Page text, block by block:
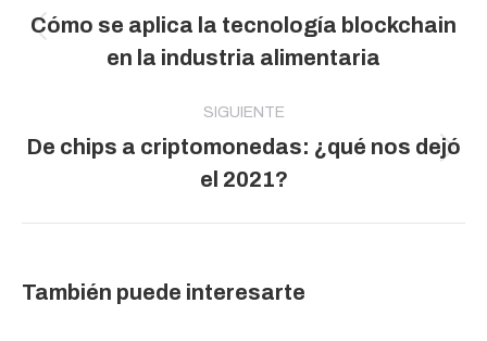
publicaciones Publicación
anterior:
Cómo se aplica la tecnología blockchain
en la industria alimentaria
SIGUIENTE
Publicación
siguiente:
De chips a criptomonedas: ¿qué nos dejó
el 2021?
También puede interesarte